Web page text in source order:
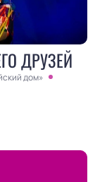
ДРУЗЕЙ
дом»